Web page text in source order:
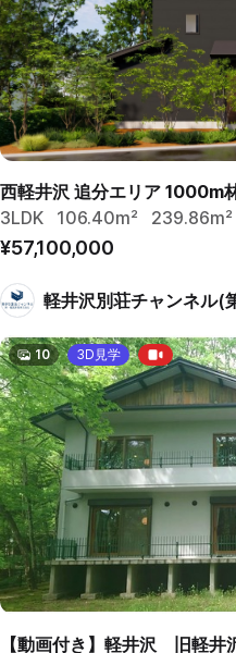
西軽井沢 追分エリア 1000m
3LDK
106.40m² 239.86m²
¥57,100,000
軽井沢別荘チャンネル(
10 3D見学